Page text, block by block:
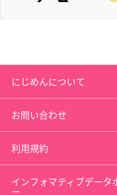
にじめんについて
お問い合わせ
利用規約
インフォマティブデータ
ー